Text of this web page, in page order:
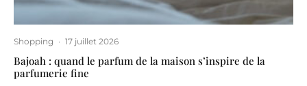
Shopping · 17 juillet 2026
Bajoah : quand le parfum de la maison s’inspire de la
parfumerie fine